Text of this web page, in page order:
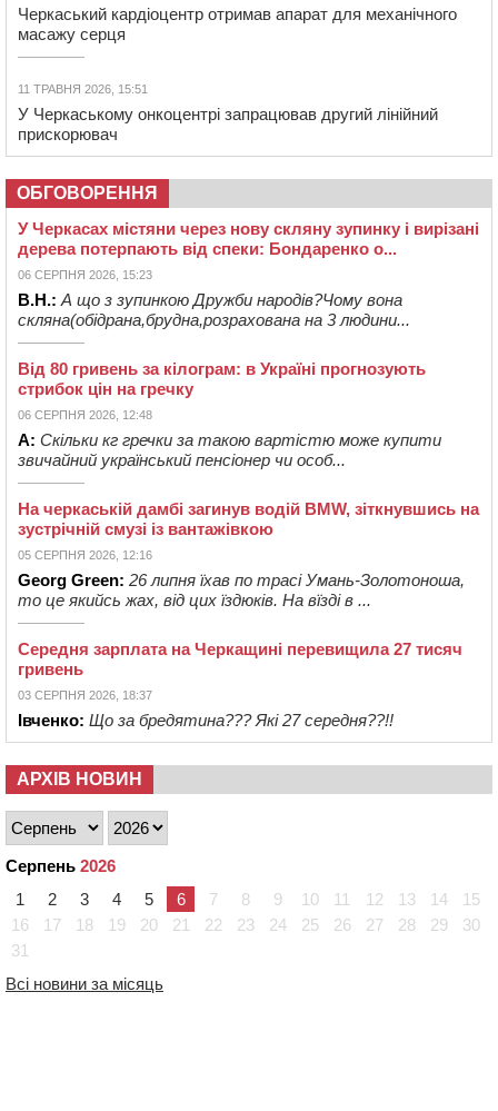
Черкаський кардіоцентр отримав апарат для механічного
масажу серця
11 ТРАВНЯ 2026, 15:51
У Черкаському онкоцентрі запрацював другий лінійний
прискорювач
ОБГОВОРЕННЯ
У Черкасах містяни через нову скляну зупинку і вирізані
дерева потерпають від спеки: Бондаренко о...
06 СЕРПНЯ 2026, 15:23
В.Н.: А що з зупинкою Дружби народів?Чому вона
скляна(обідрана,брудна,розрахована на 3 людини...
Від 80 гривень за кілограм: в Україні прогнозують
стрибок цін на гречку
06 СЕРПНЯ 2026, 12:48
А: Скільки кг гречки за такою вартістю може купити
звичайний український пенсіонер чи особ...
На черкаській дамбі загинув водій BMW, зіткнувшись на
зустрічній смузі із вантажівкою
05 СЕРПНЯ 2026, 12:16
Georg Green: 26 липня їхав по трасі Умань-Золотоноша,
то це якийсь жах, від цих їздюків. На вїзді в ...
Середня зарплата на Черкащині перевищила 27 тисяч
гривень
03 СЕРПНЯ 2026, 18:37
Івченко: Що за бредятина??? Які 27 середня??!!
АРХІВ НОВИН
Серпень 2026
1
2 3 4 5 6 7 8 9 10 11 12 13 14
15
16
17 18 19 20 21 22 23 24 25 26 27 28 29
30
31
Всі новини за місяць